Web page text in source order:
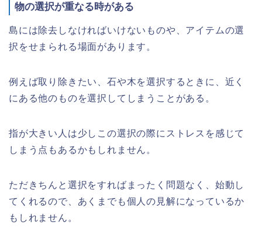
物の選択が重なる時がある
島には除去しなければいけないものや、アイテムの選
択をせまられる場面があります。
例えば取り除きたい、石や木を選択するときに、近く
にある他のものを選択してしまうことがある。
指が大きい人は少しこの選択の際にストレスを感じて
しまう点もあるかもしれません。
ただきちんと選択をすればまったく問題なく、始動し
てくれるので、あくまでも個人の見解になっているか
もしれません。